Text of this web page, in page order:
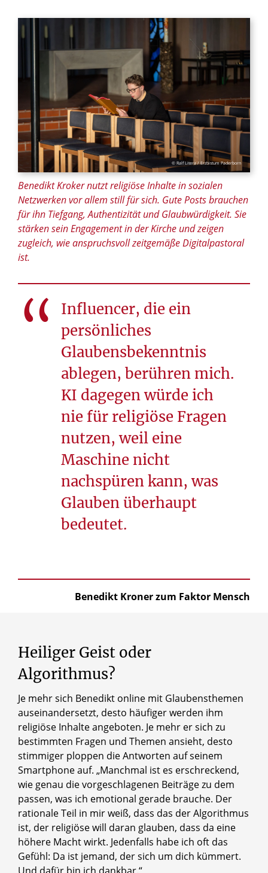
© Ralf Litera / Erzbistum Paderborn
Benedikt Kroker nutzt religiöse Inhalte in sozialen
Netzwerken vor allem still für sich. Gute Posts brauchen
für ihn Tiefgang, Authentizität und Glaubwürdigkeit. Sie
stärken sein Engagement in der Kirche und zeigen
zugleich, wie anspruchsvoll zeitgemäße Digitalpastoral
ist.
Influencer, die ein
persönliches
Glaubensbekenntnis
ablegen, berühren mich.
KI dagegen würde ich
nie für religiöse Fragen
nutzen, weil eine
Maschine nicht
nachspüren kann, was
Glauben überhaupt
bedeutet.
Benedikt Kroner zum Faktor Mensch
Heiliger Geist oder
Algorithmus?
Je mehr sich Benedikt online mit Glaubensthemen
auseinandersetzt, desto häufiger werden ihm
religiöse Inhalte angeboten. Je mehr er sich zu
bestimmten Fragen und Themen ansieht, desto
stimmiger ploppen die Antworten auf seinem
Smartphone auf. „Manchmal ist es erschreckend,
wie genau die vorgeschlagenen Beiträge zu dem
passen, was ich emotional gerade brauche. Der
rationale Teil in mir weiß, dass das der Algorithmus
ist, der religiöse will daran glauben, dass da eine
höhere Macht wirkt. Jedenfalls habe ich oft das
Gefühl: Da ist jemand, der sich um dich kümmert.